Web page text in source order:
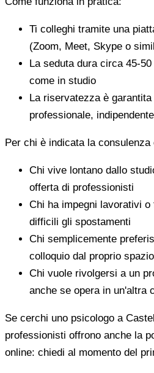
Ti colleghi tramite una
(Zoom, Meet, Skype o
La seduta dura circa 45-
come in studio
La riservatezza è
professionale,
Per chi è indicata la consulenza
Chi vive lontano dallo
offerta di professionisti
Chi ha impegni lavorativi
difficili gli spostamenti
Chi semplicemente
colloquio dal proprio spazio
Chi vuole rivolgersi a un
anche se opera in un'altra
Se cerchi uno psicologo a
professionisti offrono anche la
online: chiedi al momento del